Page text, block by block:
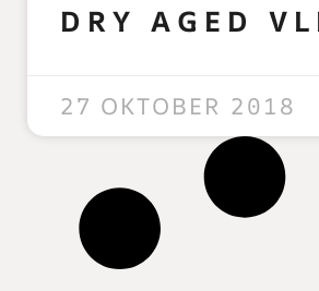
DRY AGED
27 OKTOBER 2018